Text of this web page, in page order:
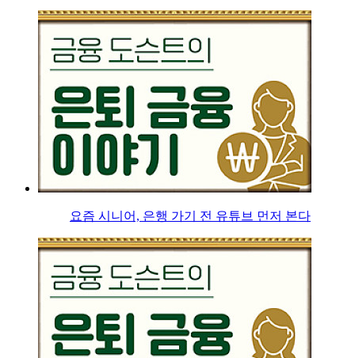
요즘 시니어, 은행 가기 전 유튜브 먼저 본다